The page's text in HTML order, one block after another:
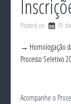
Posted on 19
→ Homologação
Processo Seletivo
Acompanhe o